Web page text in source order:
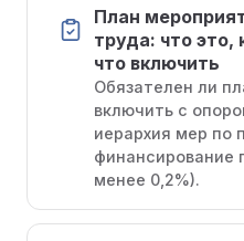
План
труда: что это,
что включить
Обязателен ли
включить с
иерархия мер по
финансирование
менее 0,2%).